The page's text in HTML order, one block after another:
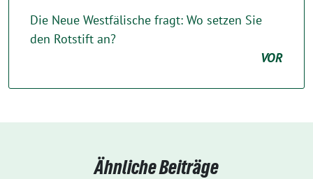
Die Neue Westfälische fragt: Wo setzen Sie
den Rotstift an?
VOR
Ähnliche Beiträge